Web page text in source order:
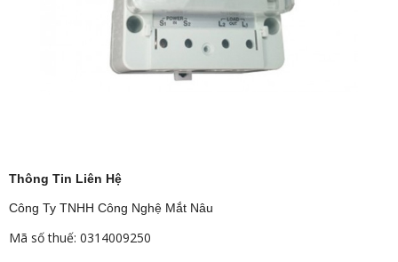
Thông Tin Liên Hệ
Công Ty TNHH Công Nghệ Mắt Nâu
Mã số thuế: 0314009250